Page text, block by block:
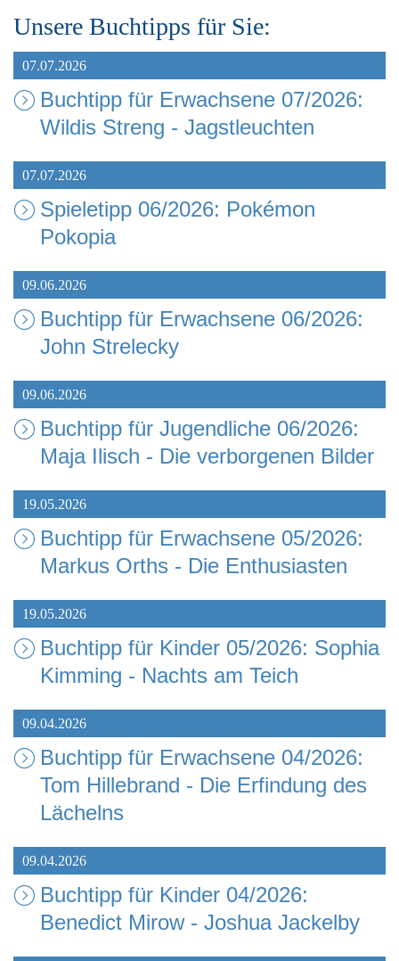
Unsere Buchtipps für Sie:
07.07.2026
Buchtipp für Erwachsene 07/2026:
Wildis Streng - Jagstleuchten
07.07.2026
Spieletipp 06/2026: Pokémon
Pokopia
09.06.2026
Buchtipp für Erwachsene 06/2026:
John Strelecky
09.06.2026
Buchtipp für Jugendliche 06/2026:
Maja Ilisch - Die verborgenen Bilder
19.05.2026
Buchtipp für Erwachsene 05/2026:
Markus Orths - Die Enthusiasten
19.05.2026
Buchtipp für Kinder 05/2026: Sophia
Kimming - Nachts am Teich
09.04.2026
Buchtipp für Erwachsene 04/2026:
Tom Hillebrand - Die Erfindung des
Lächelns
09.04.2026
Buchtipp für Kinder 04/2026:
Benedict Mirow - Joshua Jackelby